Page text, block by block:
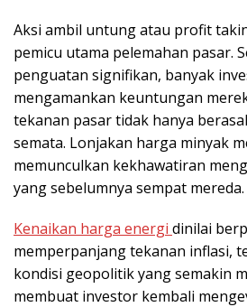
Aksi ambil untung atau profit
pemicu utama pelemahan pasar.
penguatan signifikan, banyak
mengamankan keuntungan
tekanan pasar tidak hanya
semata. Lonjakan harga minyak
memunculkan kekhawatiran
yang sebelumnya sempat mereda.
Kenaikan harga energi dinilai
memperpanjang tekanan inflasi,
kondisi geopolitik yang semakin
membuat investor kembali